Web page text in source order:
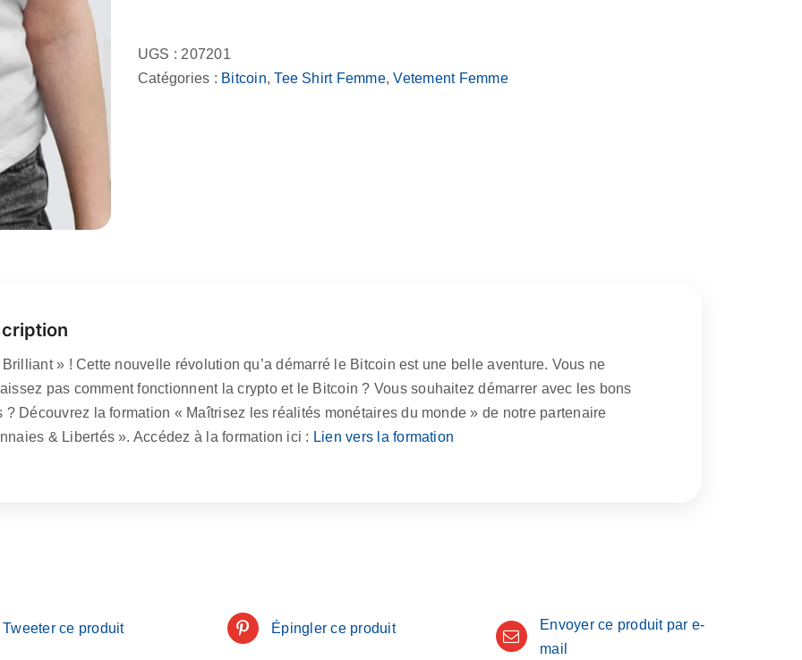
Shirt
Femme
UGS : 207201
Catégories : Bitcoin,Tee Shirt Femme,Vetement Femme
Brilliant » ! Cette nouvelle révolution qu’a démarré le Bitcoin est une belle aventure. Vous ne
pas comment fonctionnent la crypto et le Bitcoin ? Vous souhaitez démarrer avec les bons
? Découvrez la formation « Maîtrisez les réalités monétaires du monde » de notre partenaire
& Libertés ». Accédez à la formation ici : Lien vers la formation
Tweeter ce produit Épingler ce produit
Envoyer ce produit par e-
mail